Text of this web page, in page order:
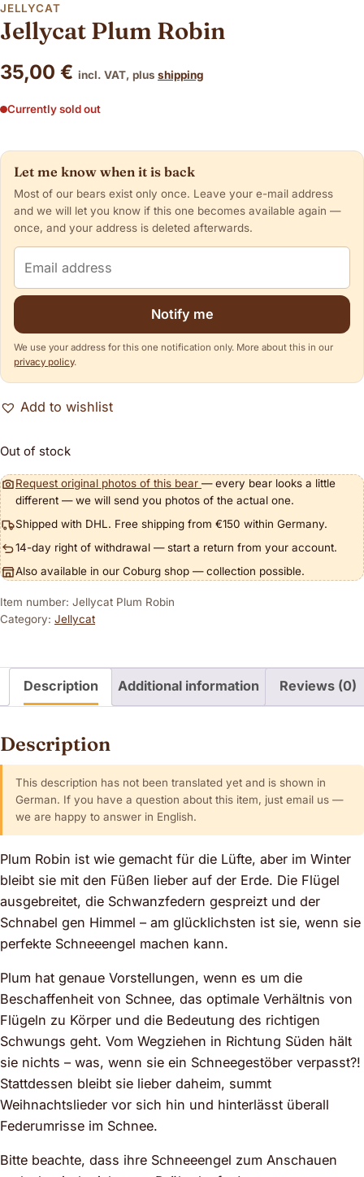
JELLYCAT
Jellycat Plum Robin
35,00 € incl. VAT, plus shipping
Currently sold out
Let me know when it is back
Most of our bears exist only once. Leave your e-mail address
and we will let you know if this one becomes available again —
once, and your address is deleted afterwards.
Email address
Notify me
We use your address for this one notification only. More about this in our
privacy policy.
Add to wishlist
Out of stock
Request original photos of this bear — every bear looks a little
different — we will send you photos of the actual one.
Shipped with DHL. Free shipping from €150 within Germany.
14-day right of withdrawal — start a return from your account.
Also available in our Coburg shop — collection possible.
Item number: Jellycat Plum Robin
Category: Jellycat
Description Additional information Reviews (0)
Description
This description has not been translated yet and is shown in
German. If you have a question about this item, just email us —
we are happy to answer in English.
Plum Robin ist wie gemacht für die Lüfte, aber im Winter
bleibt sie mit den Füßen lieber auf der Erde. Die Flügel
ausgebreitet, die Schwanzfedern gespreizt und der
Schnabel gen Himmel – am glücklichsten ist sie, wenn sie
perfekte Schneeengel machen kann.
Plum hat genaue Vorstellungen, wenn es um die
Beschaffenheit von Schnee, das optimale Verhältnis von
Flügeln zu Körper und die Bedeutung des richtigen
Schwungs geht. Vom Wegziehen in Richtung Süden hält
sie nichts – was, wenn sie ein Schneegestöber verpasst?!
Stattdessen bleibt sie lieber daheim, summt
Weihnachtslieder vor sich hin und hinterlässt überall
Federumrisse im Schnee.
Bitte beachte, dass ihre Schneeengel zum Anschauen